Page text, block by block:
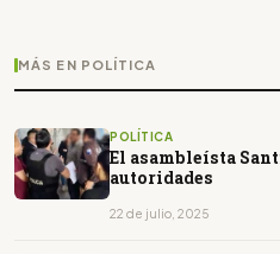
MÁS EN POLÍTICA
POLÍTICA
El asambleísta
autoridades
22 de julio, 2025